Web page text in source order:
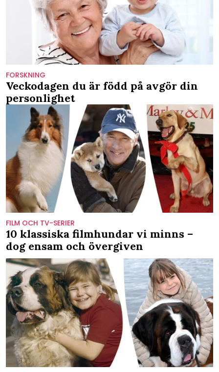
FORSKNING
Veckodagen du är född på avgör din
personlighet
FILM OCH TV-SERIER
10 klassiska filmhundar vi minns –
dog ensam och övergiven